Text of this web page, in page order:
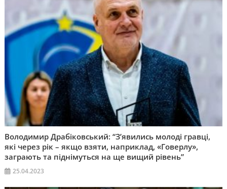
Володимир Драбіковський: “З’явились молоді гравці,
які через рік – якщо взяти, наприклад, «Говерлу»,
заграють та піднімуться на ще вищий рівень”
25.04.2023